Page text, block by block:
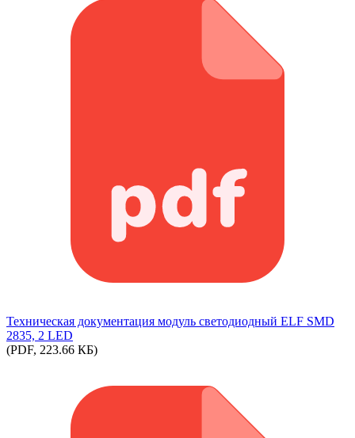
Техническая документация модуль светодиодный ELF SMD
2835, 2 LED
(PDF, 223.66 КБ)